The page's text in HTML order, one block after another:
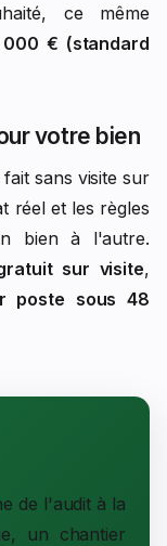
ce même
€ (standard
votre bien
sans visite sur
réel et les règles
bien à l'autre.
sur visite,
poste sous 48
de l'audit à la
un chantier